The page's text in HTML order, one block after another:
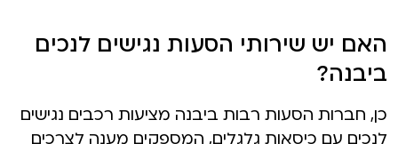
האם יש שירותי הסעות נגישים לנכים
ביבנה?
כן, חברות הסעות רבות ביבנה מציעות רכבים נגישים
לנכים עם כיסאות גלגלים, המספקים מענה לצרכים